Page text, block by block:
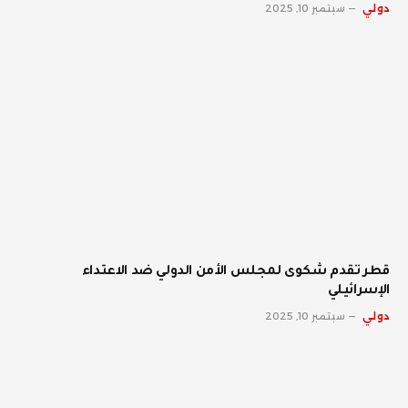
دولي سبتمبر 10, 2025
قطر تقدم شكوى لمجلس الأمن الدولي ضد الاعتداء
الإسرائيلي
دولي سبتمبر 10, 2025